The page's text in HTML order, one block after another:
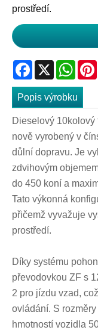
prostředí.
Facebook
X
Popis výrobku
Dieselový 10kolový
nově vyrobený v
důlní dopravu. Je
zdvihovým
do 450 koní a
Tato výkonná
přičemž vyvažuje
prostředí.
Díky systému
převodovkou ZF s
2 pro jízdu vzad,
ovládání. S
hmotností vozidla